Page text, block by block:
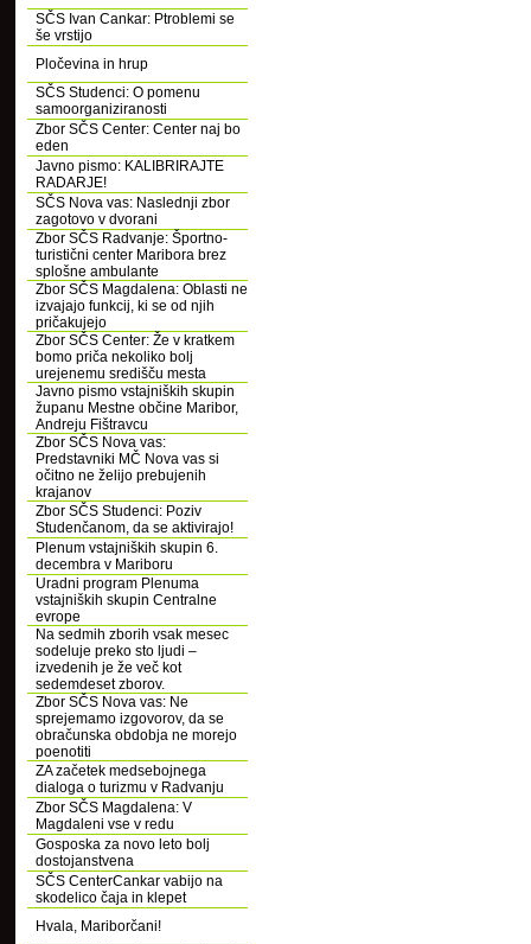
SČS Ivan Cankar: Ptroblemi se
še vrstijo
Pločevina in hrup
SČS Studenci: O pomenu
samoorganiziranosti
Zbor SČS Center: Center naj bo
eden
Javno pismo: KALIBRIRAJTE
RADARJE!
SČS Nova vas: Naslednji zbor
zagotovo v dvorani
Zbor SČS Radvanje: Športno-
turistični center Maribora brez
splošne ambulante
Zbor SČS Magdalena: Oblasti ne
izvajajo funkcij, ki se od njih
pričakujejo
Zbor SČS Center: Že v kratkem
bomo priča nekoliko bolj
urejenemu središču mesta
Javno pismo vstajniških skupin
županu Mestne občine Maribor,
Andreju Fištravcu
Zbor SČS Nova vas:
Predstavniki MČ Nova vas si
očitno ne želijo prebujenih
krajanov
Zbor SČS Studenci: Poziv
Studenčanom, da se aktivirajo!
Plenum vstajniških skupin 6.
decembra v Mariboru
Uradni program Plenuma
vstajniških skupin Centralne
evrope
Na sedmih zborih vsak mesec
sodeluje preko sto ljudi –
izvedenih je že več kot
sedemdeset zborov.
Zbor SČS Nova vas: Ne
sprejemamo izgovorov, da se
obračunska obdobja ne morejo
poenotiti
ZA začetek medsebojnega
dialoga o turizmu v Radvanju
Zbor SČS Magdalena: V
Magdaleni vse v redu
Gosposka za novo leto bolj
dostojanstvena
SČS CenterCankar vabijo na
skodelico čaja in klepet
Hvala, Mariborčani!